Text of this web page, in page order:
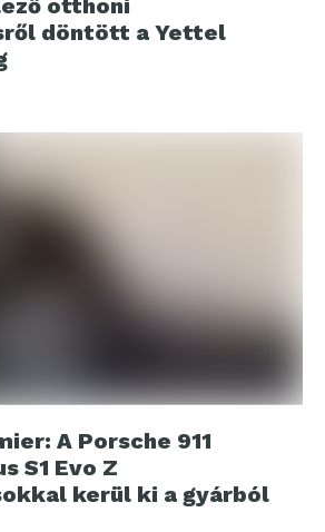
otthoni
döntött a Yettel
A Porsche 911
S1 Evo Z
kerül ki a gyárból